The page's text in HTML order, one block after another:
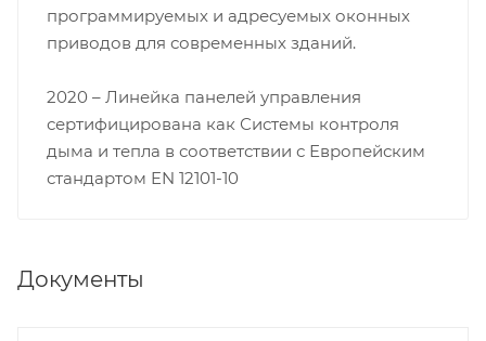
программируемых и адресуемых оконных
приводов для современных зданий.
2020 – Линейка панелей управления
сертифицирована как Системы контроля
дыма и тепла в соответствии с Европейским
стандартом EN 12101-10
Документы